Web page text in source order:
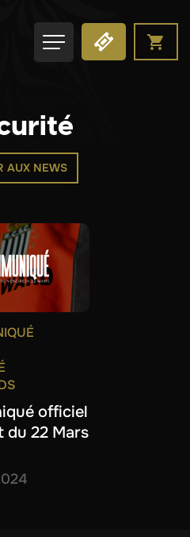
AUX NEWS
officiel
du 22 Mars